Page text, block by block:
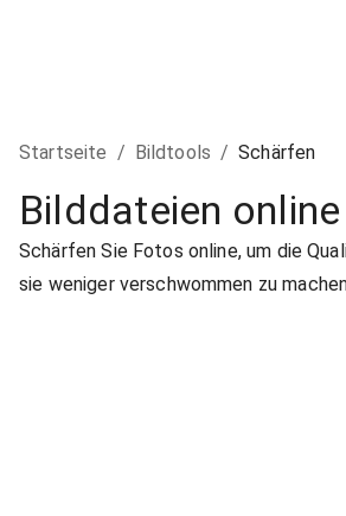
Startseite / Bildtools / Schärfen
Bilddateien
Schärfen Sie Fotos online, um die
sie weniger verschwommen zu